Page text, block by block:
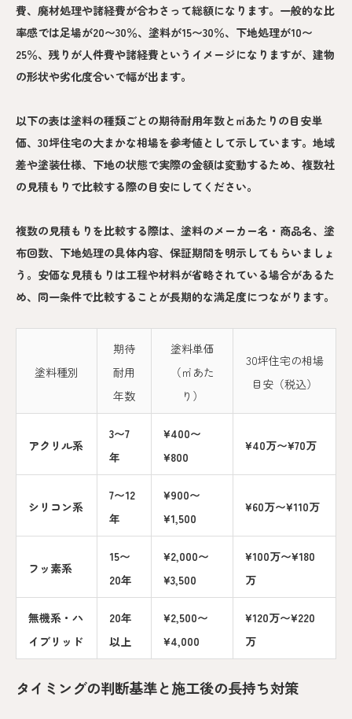
費、廃材処理や諸経費が合わさって総額になります。一般的な比
率感では足場が20〜30％、塗料が15〜30％、下地処理が10〜
25％、残りが人件費や諸経費というイメージになりますが、建物
の形状や劣化度合いで幅が出ます。
以下の表は塗料の種類ごとの期待耐用年数と㎡あたりの目安単
価、30坪住宅の大まかな相場を参考値として示しています。地域
差や塗装仕様、下地の状態で実際の金額は変動するため、複数社
の見積もりで比較する際の目安にしてください。
複数の見積もりを比較する際は、塗料のメーカー名・商品名、塗
布回数、下地処理の具体内容、保証期間を明示してもらいましょ
う。安価な見積もりは工程や材料が省略されている場合があるた
め、同一条件で比較することが長期的な満足度につながります。
塗料種別
期待
耐用
年数
塗料単価
（㎡あた
り）
30坪住宅の相場
目安（税込）
アクリル系
3〜7
年
¥400〜
¥800
¥40万〜¥70万
シリコン系
7〜12
年
¥900〜
¥1,500
¥60万〜¥110万
フッ素系
15〜
20年
¥2,000〜
¥3,500
¥100万〜¥180
万
無機系・ハ
イブリッド
20年
以上
¥2,500〜
¥4,000
¥120万〜¥220
万
タイミングの判断基準と施工後の長持ち対策